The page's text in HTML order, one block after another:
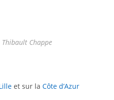
Chappe
et sur la Côte d’Azur